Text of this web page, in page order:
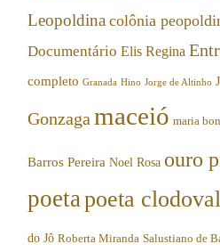
Leopoldina colônia
Documentário Elis Regina
completo Granada Hino Jorge de Altinho
Gonzaga maceió maria
Barros Pereira Noel Rosa ouro
poeta poeta
do Jô Roberta Miranda Salustiano de